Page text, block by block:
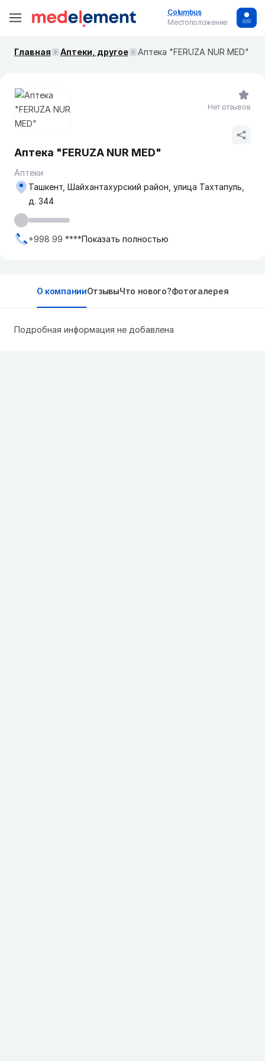
Columbus
Местоположение
Главная Аптеки, другое Аптека "FERUZA NUR MED"
Аптека "FERUZA NUR MED"
Аптеки
Ташкент, Шайхантахурский район, улица Тахтапуль,
д. 344
+998 99 ****Показать полностью
Нет отзывов
О компанииОтзывыЧто нового?Фотогалерея
Подробная информация не добавлена